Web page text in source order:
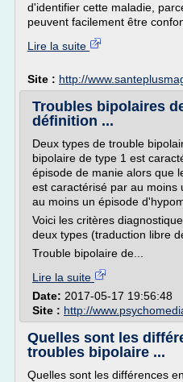
d'identifier cette maladie,
peuvent facilement être
Lire la suite
Site : http://
Troubles bipolaires
définition ...
Deux types de trouble
bipolaire de type 1 est
épisode de manie alors que
est caractérisé par au moins
au moins un épisode
Voici les critères
deux types (traduction libre
Trouble bipolaire de...
Lire la suite
Date: 2017-05-17 19:56:48
Site : http://
Quelles sont les
troubles bipolaire ...
Quelles sont les différences